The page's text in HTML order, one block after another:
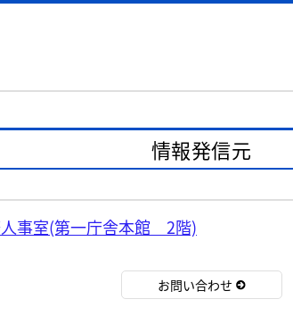
情報発信元
事室(第一庁舎本館 2階)
お問い合わせ